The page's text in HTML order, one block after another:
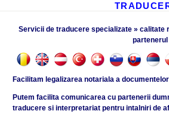
Servicii de traducere specializate »
Facilitam legalizarea notariala a
Putem facilita comunicarea cu partenerii
traducere si interpretariat pentru intalniri de